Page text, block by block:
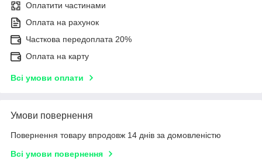
Оплатити частинами
Оплата на рахунок
Часткова передоплата 20%
Оплата на карту
Всі умови оплати
Умови повернення
Повернення товару впродовж 14 днів за домовленістю
Всі умови повернення